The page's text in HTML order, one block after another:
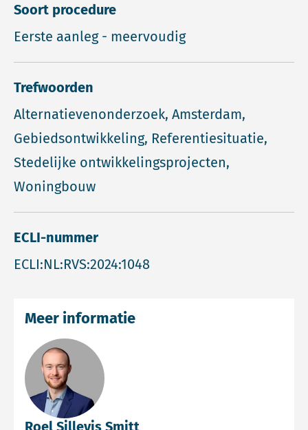
Soort procedure
Eerste aanleg - meervoudig
Trefwoorden
Alternatievenonderzoek, Amsterdam,
Gebiedsontwikkeling, Referentiesituatie,
Stedelijke ontwikkelingsprojecten,
Woningbouw
ECLI-nummer
ECLI:NL:RVS:2024:1048
Roel Sillevis Smitt
Meer informatie